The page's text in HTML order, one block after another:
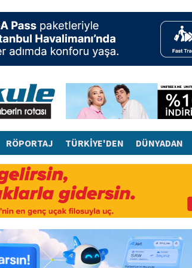
RÖPORTAJ TÜRKİYE'DEN DÜNYADAN